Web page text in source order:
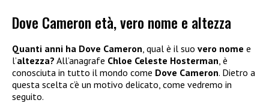
Dove Cameron età, vero nome e altezza
Quanti anni ha Dove Cameron, qual è il suo vero nome e
l’altezza? All’anagrafe Chloe Celeste Hosterman, è
conosciuta in tutto il mondo come Dove Cameron. Dietro a
questa scelta c’è un motivo delicato, come vedremo in
seguito.